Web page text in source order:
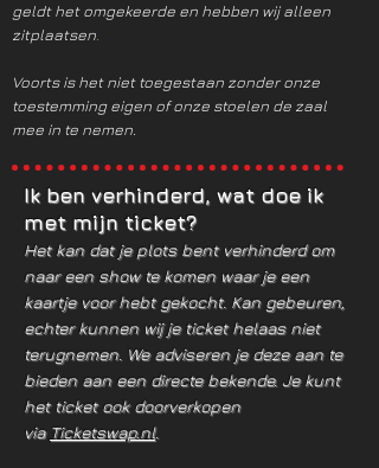
geldt het omgekeerde en hebben wij alleen
zitplaatsen
Voorts is het niet toegestaan zonder onze
toestemming eigen of onze stoelen de zaal
mee in te nemen.
Ik ben verhinderd, wat doe ik
met mijn ticket?
Het kan dat je plots bent verhinderd om
naar een show te komen waar je een
kaartje voor hebt gekocht. Kan gebeuren,
echter kunnen wij je ticket helaas niet
terugnemen. We adviseren je deze aan te
bieden aan een directe bekende. Je kunt
het ticket ook doorverkopen
via Ticketswap.nl.